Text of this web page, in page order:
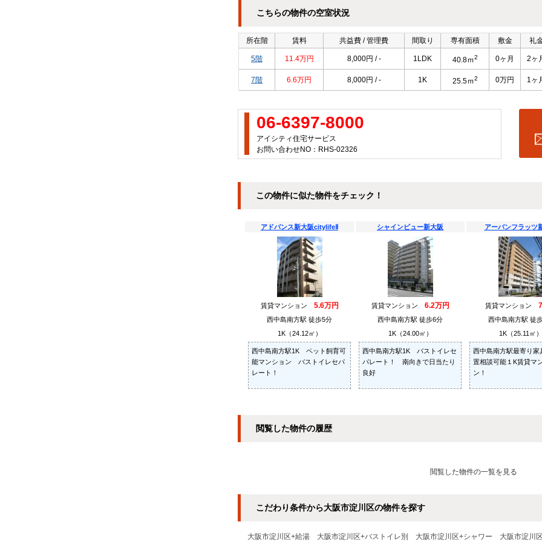
こちらの物件の空室状況
所在階 賃料 共益費 / 管理費 間取り 専有面積 敷金 礼
5階 11.4万円 8,000円 / - 1LDK 40.8ｍ2 0ヶ月 2ヶ
7階 6.6万円 8,000円 / - 1K 25.5ｍ2 0万円 1ヶ
06-6397-8000
アイシティ住宅サービス
お問い合わせNO：RHS-02326
この物件に似た物件をチェック！
アドバンス新大阪citylifeⅡ
賃貸マンション 5.6万円
西中島南方駅 徒歩5分
1K（24.12㎡）
西中島南方駅1K ペット飼育可
能マンション バストイレセパ
レート！
シャインビュー新大阪
賃貸マンション 6.2万円
西中島南方駅 徒歩6分
1K（24.00㎡）
西中島南方駅1K バストイレセ
パレート！ 南向きで日当たり
良好
アーバンフラッツ
賃貸マンション
西中島南方駅 徒
1K（25.11㎡）
西中島南方駅最寄り家
置相談可能１K賃貸マ
ン！
閲覧した物件の履歴
閲覧した物件の一覧を見る
こだわり条件から大阪市淀川区の物件を探す
大阪市淀川区+給湯 大阪市淀川区+バストイレ別 大阪市淀川区+シャワー 大阪市淀川